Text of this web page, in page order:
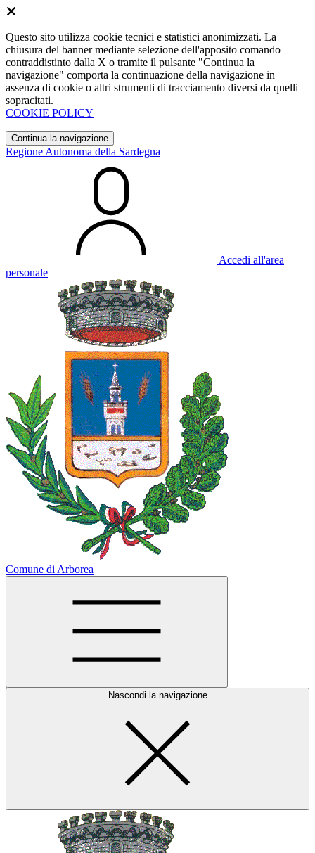
Questo sito utilizza cookie tecnici e statistici anonimizzati. La
chiusura del banner mediante selezione dell'apposito comando
contraddistinto dalla X o tramite il pulsante "Continua la
navigazione" comporta la continuazione della navigazione in
assenza di cookie o altri strumenti di tracciamento diversi da quelli
sopracitati.
COOKIE POLICY
Continua la navigazione
Regione Autonoma della Sardegna
Accedi all'area
personale
Comune di Arborea
Nascondi la navigazione